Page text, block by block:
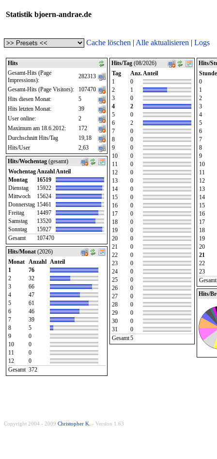
Statistik bjoern-andrae.de
Cache löschen | Alle aktualisieren | Logs
Hits
Gesamt-Hits (Page
Impressions):
282313
Gesamt-Hits (Page Visitors):
107470
Hits diesen Monat:
5
Hits letzten Monat:
39
User online:
2
Maximum am 18.6.2012:
172
Durchschnitt Hits/Tag
19,18
Hits/User
2,63
Hits/Wochentag (gesamt)
Wochentag Anzahl Anteil
Montag
16519
Dienstag
15922
Mittwoch
15624
Donnerstag 15461
Freitag
14497
Samstag
13520
Sonntag
15927
Gesamt
107470
Hits/Monat (2026)
Monat
Anzahl Anteil
1
76
2
32
3
66
4
47
5
61
6
46
7
39
8
5
9
0
10
0
11
0
12
0
Gesamt 372
Hits/Tag (08/2026)
Tag
Anz. Anteil
1
0
2
1
3
0
4
2
5
0
6
2
7
0
8
0
9
0
10
0
11
0
12
0
13
0
14
0
15
0
16
0
17
0
18
0
19
0
20
0
21
0
22
0
23
0
24
0
25
0
26
0
27
0
28
0
29
0
30
0
31
0
Gesamt5
Hits/
Stunde
0
1
2
3
4
5
6
7
8
9
10
11
12
13
14
15
16
17
18
19
20
21
22
23
Gesamt
Hits/
Copyright 2004 - 2009 Christopher K. - Version 1.63